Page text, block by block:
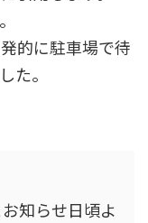
的に駐車場で待
た。
知らせ日頃よ